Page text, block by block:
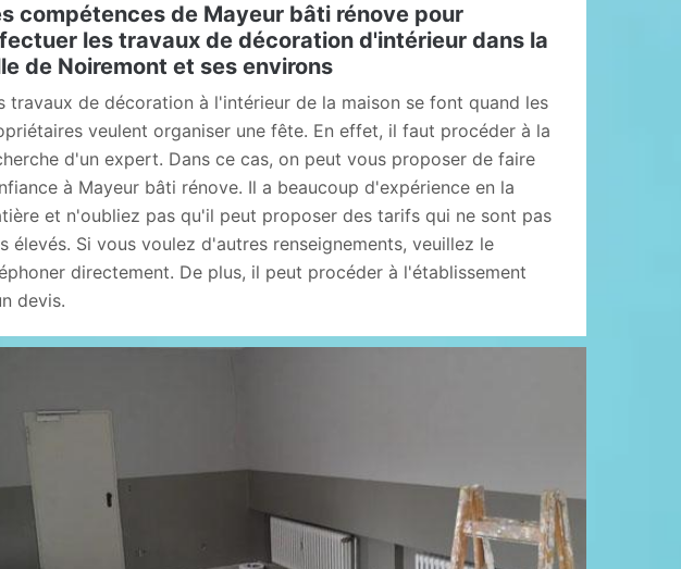
compétences de Mayeur bâti rénove pour
les travaux de décoration d'intérieur dans la
de Noiremont et ses environs
travaux de décoration à l'intérieur de la maison se font quand les
veulent organiser une fête. En effet, il faut procéder à la
d'un expert. Dans ce cas, on peut vous proposer de faire
à Mayeur bâti rénove. Il a beaucoup d'expérience en la
et n'oubliez pas qu'il peut proposer des tarifs qui ne sont pas
élevés. Si vous voulez d'autres renseignements, veuillez le
directement. De plus, il peut procéder à l'établissement
devis.